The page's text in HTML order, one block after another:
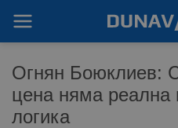
Огнян Боюклиев:
цена няма реална
логика